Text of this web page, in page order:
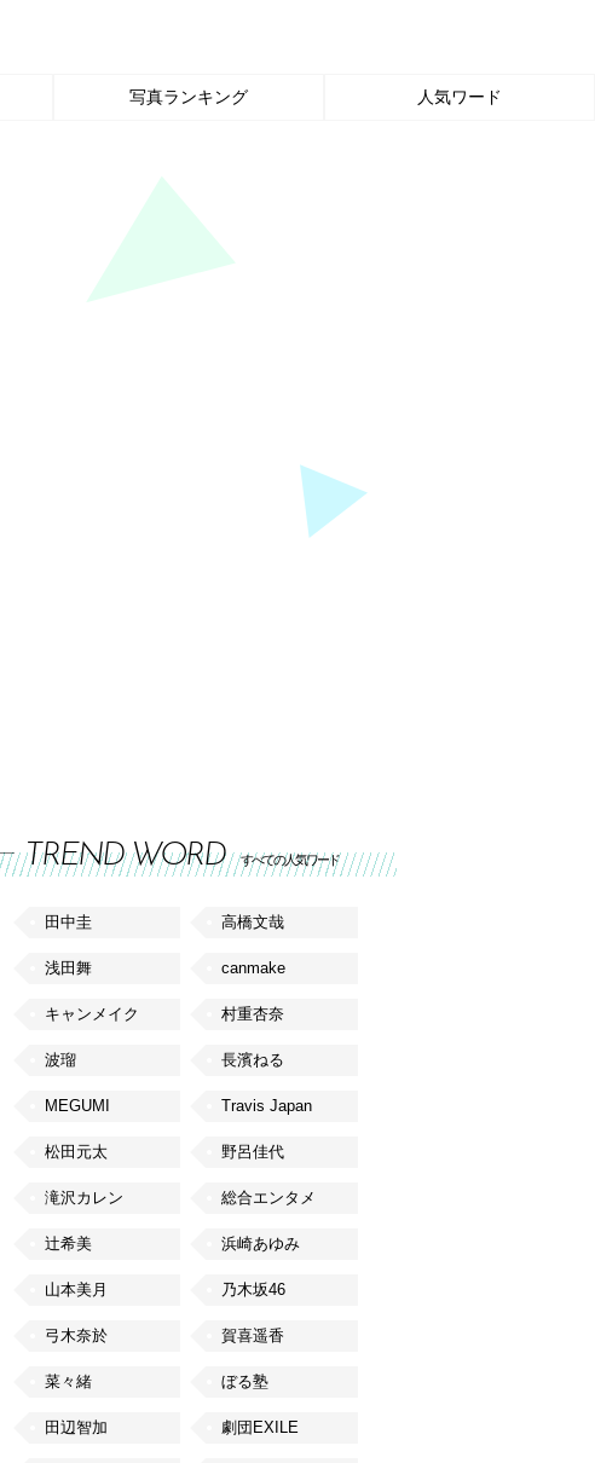
写真ランキング 人気ワード
TREND WORD すべての人気ワード
田中圭 高橋文哉
浅田舞 canmake
キャンメイク 村重杏奈
波瑠 長濱ねる
MEGUMI Travis Japan
松田元太 野呂佳代
滝沢カレン 総合エンタメ
辻希美 浜崎あゆみ
山本美月 乃木坂46
弓木奈於 賀喜遥香
菜々緒 ぼる塾
田辺智加 劇団EXILE